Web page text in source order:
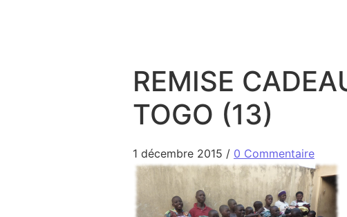
REMISE
TOGO (13)
1 décembre 2015 / 0 Commentaire